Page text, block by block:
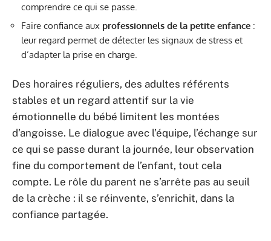
comprendre ce qui se passe.
Faire confiance aux professionnels de la petite enfance :
leur regard permet de détecter les signaux de stress et
d’adapter la prise en charge.
Des horaires réguliers, des adultes référents
stables et un regard attentif sur la vie
émotionnelle du bébé limitent les montées
d’angoisse. Le dialogue avec l’équipe, l’échange sur
ce qui se passe durant la journée, leur observation
fine du comportement de l’enfant, tout cela
compte. Le rôle du parent ne s’arrête pas au seuil
de la crèche : il se réinvente, s’enrichit, dans la
confiance partagée.